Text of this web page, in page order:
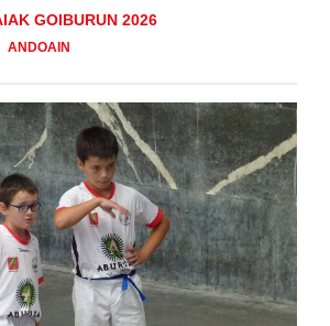
GOIBURUN 2026
ANDOAIN